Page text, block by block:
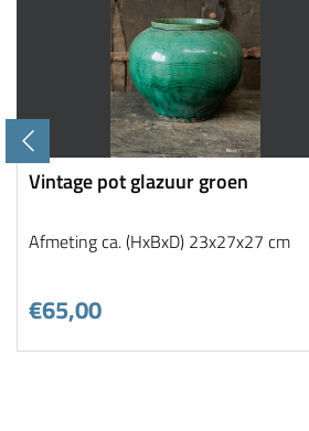
Vintage pot glazuur groen
Afmeting ca. (HxBxD) 23x27x27 cm
€65,00